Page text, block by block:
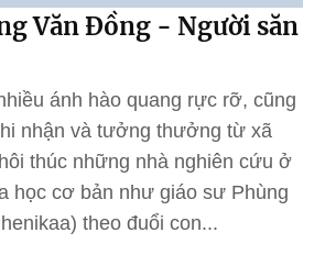
Văn Đồng - Người săn
ánh hào quang rực rỡ, cũng
nhận và tưởng thưởng từ xã
thúc những nhà nghiên cứu ở
học cơ bản như giáo sư Phùng
theo đuổi con...